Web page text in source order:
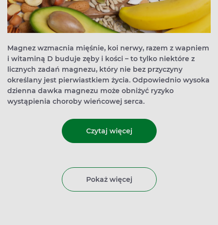
Magnez wzmacnia mięśnie, koi nerwy, razem z wapniem
i witaminą D buduje zęby i kości – to tylko niektóre z
licznych zadań magnezu, który nie bez przyczyny
określany jest pierwiastkiem życia. Odpowiednio wysoka
dzienna dawka magnezu może obniżyć ryzyko
wystąpienia choroby wieńcowej serca.
Czytaj więcej
Pokaż więcej